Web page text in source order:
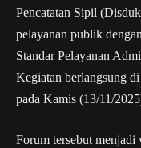
Pencatatan Sipil
pelayanan publik
Standar Pelayanan
Kegiatan berlangsung
pada Kamis (13/11/
Forum tersebut menjadi